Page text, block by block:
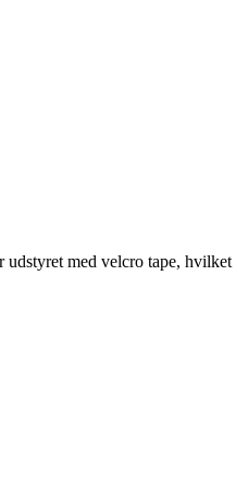
med velcro tape,